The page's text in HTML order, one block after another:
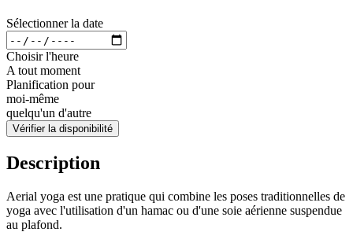
Sélectionner la date
Choisir l'heure
A tout moment
Planification pour
moi-même
quelqu'un d'autre
Vérifier la disponibilité
Description
Aerial yoga est une pratique qui combine les poses traditionnelles de
yoga avec l'utilisation d'un hamac ou d'une soie aérienne suspendue
au plafond.